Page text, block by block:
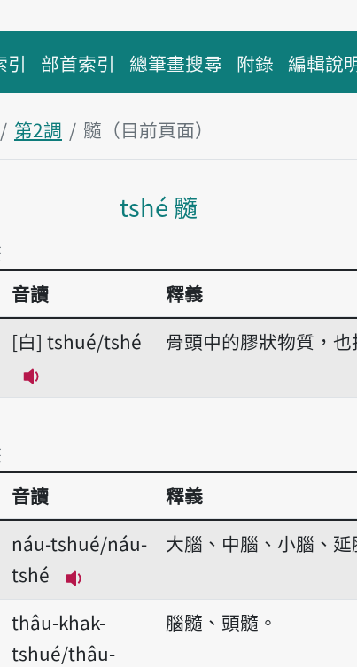
引 部首索引 總筆畫搜尋 附錄 編輯說
第2調
髓（目前頁面）
tshé 髓
音讀
釋義
白 tshué/tshé
播放音讀tshué/tshé
骨頭中的膠狀物質，
音讀
釋義
náu-tshué/náu-
tshé
播放音讀náu-tshué/náu-tshé
大腦、中腦、小腦、延
thâu-khak-
tshué/thâu-
腦髓、頭髓。